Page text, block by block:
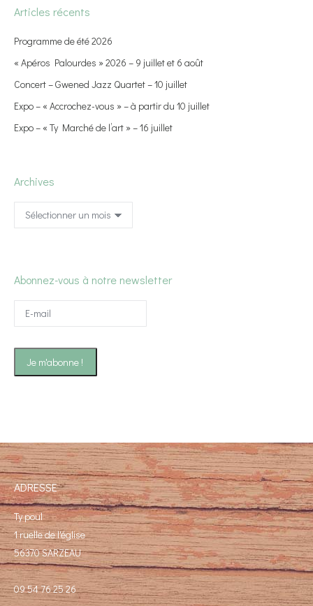
Articles récents
Programme de été 2026
« Apéros Palourdes » 2026 – 9 juillet et 6 août
Concert – Gwened Jazz Quartet – 10 juillet
Expo – « Accrochez-vous » – à partir du 10 juillet
Expo – « Ty Marché de l’art » – 16 juillet
Archives
Archives
Abonnez-vous à notre newsletter
ADRESSE
Ty poul
1 ruelle de l'église
56370 SARZEAU
09 54 76 25 26